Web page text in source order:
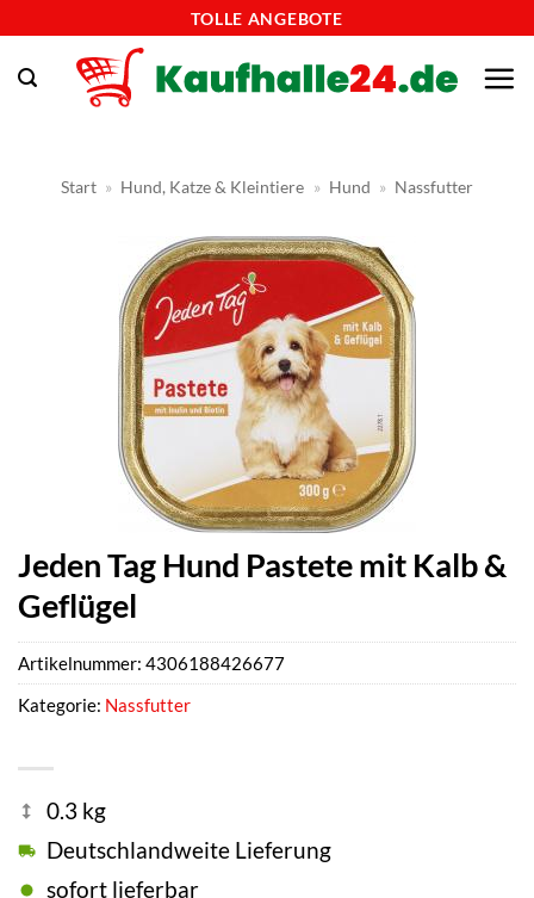
springen
TOLLE ANGEBOTE
Start » Hund, Katze & Kleintiere » Hund » Nassfutter
Jeden Tag Hund Pastete mit Kalb &
Geflügel
0.3 kg
Deutschlandweite Lieferung
sofort lieferbar
Artikelnummer: 4306188426677
Kategorie: Nassfutter